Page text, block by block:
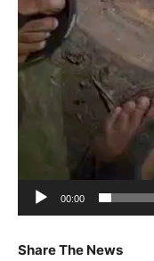
00:00
Share The News